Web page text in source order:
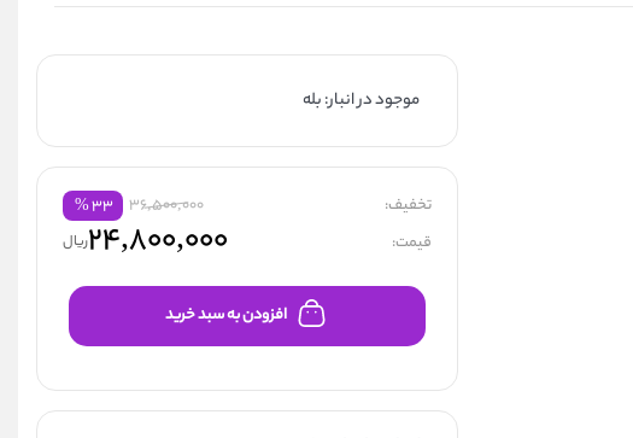
موجود در انبار: بله
تخفیف: 36,500,000 ۳۳%
قیمت:
۲۴,۸۰۰,۰۰۰ریال
افزودن به سبد خرید